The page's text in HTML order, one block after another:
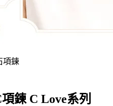
項鍊
鍊 C Love系列